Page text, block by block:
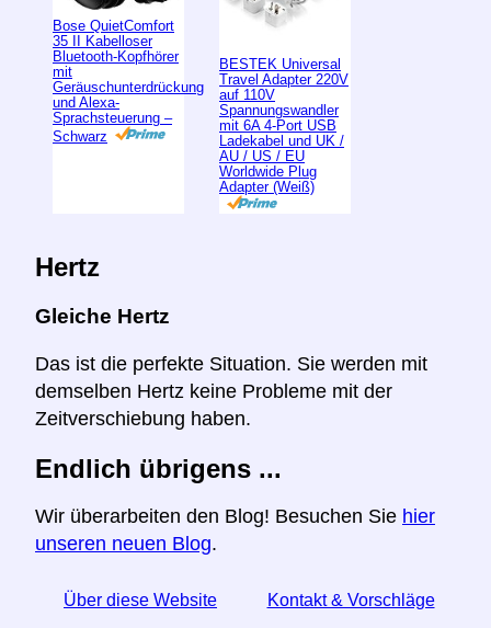
Bose QuietComfort
35 II Kabelloser
Bluetooth-Kopfhörer
mit
Geräuschunterdrückung
und Alexa-
Sprachsteuerung –
Schwarz
BESTEK Universal
Travel Adapter 220V
auf 110V
Spannungswandler
mit 6A 4-Port USB
Ladekabel und UK /
AU / US / EU
Worldwide Plug
Adapter (Weiß)
Hertz
Gleiche Hertz
Das ist die perfekte Situation. Sie werden mit
demselben Hertz keine Probleme mit der
Zeitverschiebung haben.
Endlich übrigens ...
Wir überarbeiten den Blog! Besuchen Sie hier
unseren neuen Blog.
Über diese Website Kontakt & Vorschläge